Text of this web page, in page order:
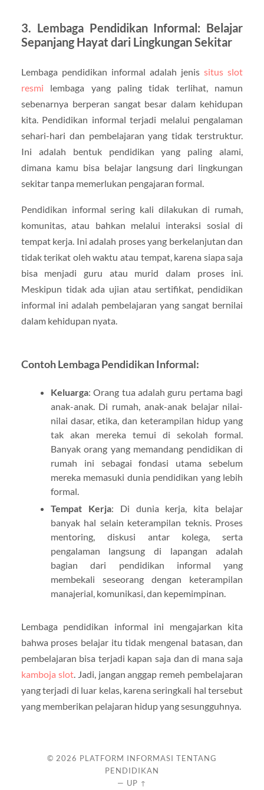
3. Lembaga Pendidikan Informal: Belajar
Sepanjang Hayat dari Lingkungan Sekitar
Lembaga pendidikan informal adalah jenissitus slot
resmi lembaga yang paling tidak terlihat, namun
sebenarnya berperan sangat besar dalam kehidupan
kita. Pendidikan informal terjadi melalui pengalaman
sehari-hari dan pembelajaran yang tidak terstruktur.
Ini adalah bentuk pendidikan yang paling alami,
dimana kamu bisa belajar langsung dari lingkungan
sekitar tanpa memerlukan pengajaran formal.
Pendidikan informal sering kali dilakukan di rumah,
komunitas, atau bahkan melalui interaksi sosial di
tempat kerja. Ini adalah proses yang berkelanjutan dan
tidak terikat oleh waktu atau tempat, karena siapa saja
bisa menjadi guru atau murid dalam proses ini.
Meskipun tidak ada ujian atau sertifikat, pendidikan
informal ini adalah pembelajaran yang sangat bernilai
dalam kehidupan nyata.
Contoh Lembaga Pendidikan Informal:
Keluarga: Orang tua adalah guru pertama bagi
anak-anak. Di rumah, anak-anak belajar nilai-
nilai dasar, etika, dan keterampilan hidup yang
tak akan mereka temui di sekolah formal.
Banyak orang yang memandang pendidikan di
rumah ini sebagai fondasi utama sebelum
mereka memasuki dunia pendidikan yang lebih
formal.
Tempat Kerja: Di dunia kerja, kita belajar
banyak hal selain keterampilan teknis. Proses
mentoring, diskusi antar kolega, serta
pengalaman langsung di lapangan adalah
bagian dari pendidikan informal yang
membekali seseorang dengan keterampilan
manajerial, komunikasi, dan kepemimpinan.
Lembaga pendidikan informal ini mengajarkan kita
bahwa proses belajar itu tidak mengenal batasan, dan
pembelajaran bisa terjadi kapan saja dan di mana saja
kamboja slot. Jadi, jangan anggap remeh pembelajaran
yang terjadi di luar kelas, karena seringkali hal tersebut
yang memberikan pelajaran hidup yang sesungguhnya.
© 2026 PLATFORM INFORMASI TENTANG
PENDIDIKAN
— UP ↑